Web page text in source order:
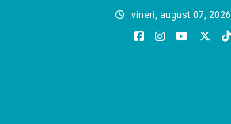
vineri, august 07, 2026